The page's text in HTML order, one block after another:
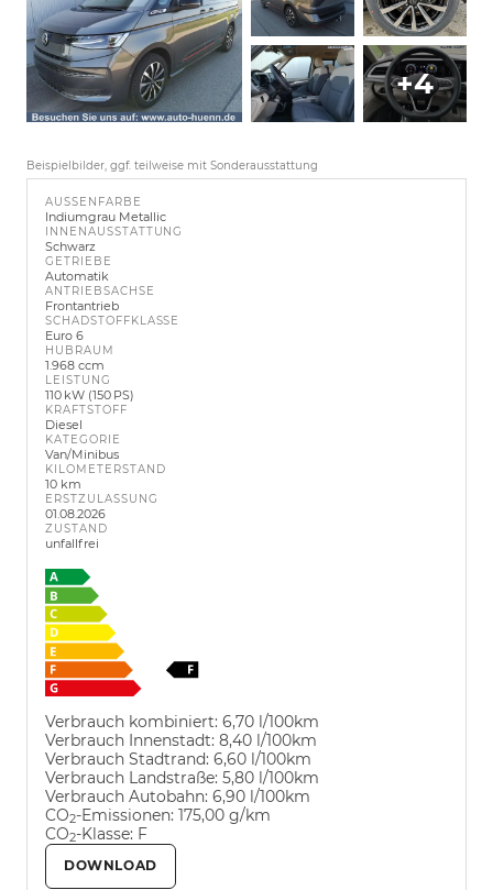
+4
Beispielbilder, ggf. teilweise mit Sonderausstattung
AUSSENFARBE
Indiumgrau Metallic
INNENAUSSTATTUNG
Schwarz
GETRIEBE
Automatik
ANTRIEBSACHSE
Frontantrieb
SCHADSTOFFKLASSE
Euro 6
HUBRAUM
1.968 ccm
LEISTUNG
110 kW (150 PS)
KRAFTSTOFF
Diesel
KATEGORIE
Van/Minibus
KILOMETERSTAND
10 km
ERSTZULASSUNG
01.08.2026
ZUSTAND
unfallfrei
Verbrauch kombiniert: 6,70 l/100km
Verbrauch Innenstadt: 8,40 l/100km
Verbrauch Stadtrand: 6,60 l/100km
Verbrauch Landstraße: 5,80 l/100km
Verbrauch Autobahn: 6,90 l/100km
CO2-Emissionen: 175,00 g/km
CO2-Klasse: F
DOWNLOAD